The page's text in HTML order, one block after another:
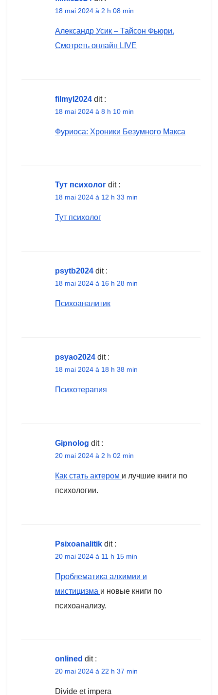
18 mai 2024 à 2 h 08 min
Александр Усик – Тайсон Фьюри.
Смотреть онлайн LIVE
filmyl2024 dit :
18 mai 2024 à 8 h 10 min
Фуриоса: Хроники Безумного Макса
Тут психолог dit :
18 mai 2024 à 12 h 33 min
Тут психолог
psytb2024 dit :
18 mai 2024 à 16 h 28 min
Психоаналитик
psyao2024 dit :
18 mai 2024 à 18 h 38 min
Психотерапия
Gipnolog dit :
20 mai 2024 à 2 h 02 min
Как стать актером и лучшие книги по
психологии.
Psixoanalitik dit :
20 mai 2024 à 11 h 15 min
Проблематика алхимии и
мистицизма и новые книги по
психоанализу.
onlined dit :
20 mai 2024 à 22 h 37 min
Divide et impera